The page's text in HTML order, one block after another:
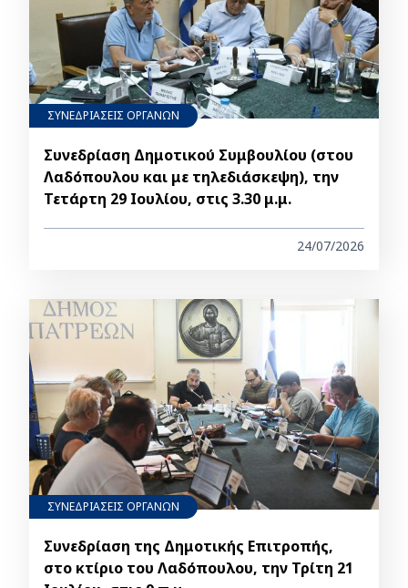
ΣΥΝΕΔΡΙΑΣΕΙΣ ΟΡΓΑΝΩΝ
Συνεδρίαση Δημοτικού Συμβουλίου (στου
Λαδόπουλου και με τηλεδιάσκεψη), την
Τετάρτη 29 Ιουλίου, στις 3.30 μ.μ.
24/07/2026
ΣΥΝΕΔΡΙΑΣΕΙΣ ΟΡΓΑΝΩΝ
Συνεδρίαση της Δημοτικής Επιτροπής,
στο κτίριο του Λαδόπουλου, την Τρίτη 21